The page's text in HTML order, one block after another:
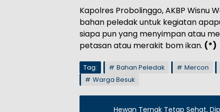
Kapolres Probolinggo, AKBP Wisnu
bahan peledak untuk kegiatan
siapa pun yang menyimpan atau
petasan atau merakit bom ikan. (*)
Tag: Bahan Peledak Mercon
Warga Besuk
Hewan Ternak Tetap Sehat,